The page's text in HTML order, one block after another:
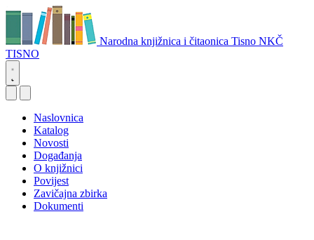
Narodna knjižnica i čitaonica Tisno NKČ
TISNO
Naslovnica
Katalog
Novosti
Događanja
O knjižnici
Povijest
Zavičajna zbirka
Dokumenti